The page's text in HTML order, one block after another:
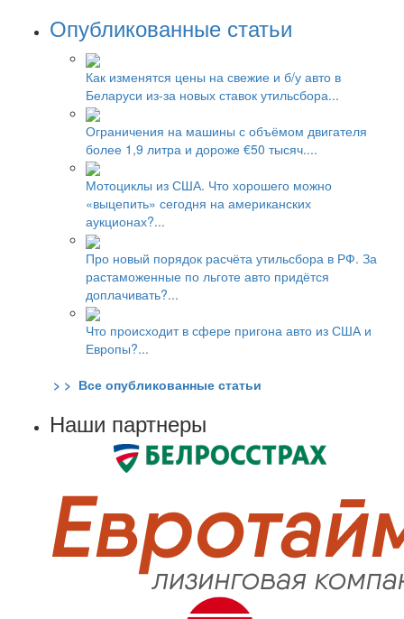
Опубликованные статьи
Как изменятся цены на свежие и б/у авто в
Беларуси из-за новых ставок утильсбора...
Ограничения на машины с объёмом двигателя
более 1,9 литра и дороже €50 тысяч....
Мотоциклы из США. Что хорошего можно
«выцепить» сегодня на американских
аукционах?...
Про новый порядок расчёта утильсбора в РФ. За
растаможенные по льготе авто придётся
доплачивать?...
Что происходит в сфере пригона авто из США и
Европы?...
> > Все опубликованные статьи
Наши партнеры